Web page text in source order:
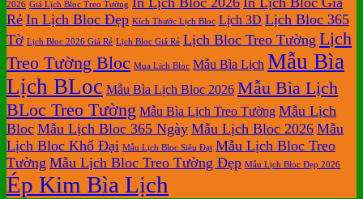
2026 Giá Lịch Bloc Treo Tường
Rẻ In Lịch Bloc Đẹp Kích Thước Lịch Bloc Lịch 3D Lịch Bloc 365
Tờ Lịch Bloc 2026 Giá Rẻ Lịch Bloc Giá Rẻ Lịch Bloc Treo Tường Lịch
Treo Tường Bloc Mua Lich Bloc Mẫu Bìa Lịch Mẫu Bìa
Lịch BLoc Mẫu Bìa Lịch Bloc 2026 Mẫu Bìa Lịch
BLoc Treo Tường Mẫu Bìa Lịch Treo Tường Mẫu Lịch
Bloc Mẫu Lịch Bloc 365 Ngày Mẫu Lịch Bloc 2026 Mẫu
Lịch Bloc Khổ Đại Mẫu Lịch Bloc Siêu Đại Mẫu Lịch Bloc Treo
Tường Mẫu Lịch Bloc Treo Tường Đẹp Mẫu Lịch Bloc Đẹp 2026
Ép Kim Bìa Lịch